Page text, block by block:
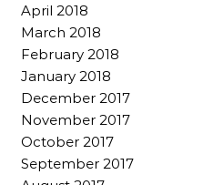
April 2018
March 2018
February 2018
January 2018
December 2017
November 2017
October 2017
September 2017